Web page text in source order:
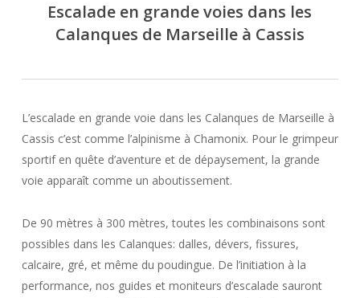
Escalade en grande voies dans les
Calanques de Marseille à Cassis
L’escalade en grande voie dans les Calanques de Marseille à
Cassis c’est comme l’alpinisme à Chamonix. Pour le grimpeur
sportif en quête d’aventure et de dépaysement, la grande
voie apparaît comme un aboutissement.
De 90 mètres à 300 mètres, toutes les combinaisons sont
possibles dans les Calanques: dalles, dévers, fissures,
calcaire, gré, et même du poudingue. De l’initiation à la
performance, nos guides et moniteurs d’escalade sauront